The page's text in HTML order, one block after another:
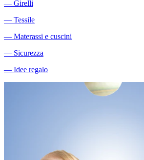
― Girelli
― Tessile
― Materassi e cuscini
― Sicurezza
― Idee regalo